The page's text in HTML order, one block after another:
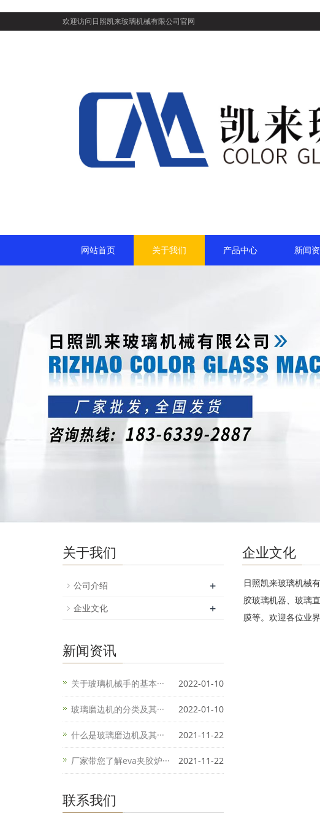
欢迎访问日照凯来玻璃机械有限公司官网
网站首页 关于我们 产品中心 新闻
企业文化
日照凯来玻璃机械
胶玻璃机器、玻璃
膜等。欢迎各位业
关于我们
公司介绍 +
企业文化 +
新闻资讯
关于玻璃机械手的基本··· 2022-01-10
玻璃磨边机的分类及其··· 2022-01-10
什么是玻璃磨边机及其··· 2021-11-22
厂家带您了解eva夹胶炉··· 2021-11-22
联系我们